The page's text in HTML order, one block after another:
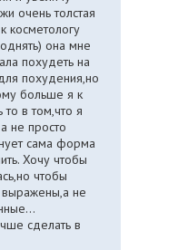
очень толстая
косметологу
она мне
похудеть на
похудения,но
больше я к
в том,что я
не просто
сама форма
Хочу чтобы
чтобы
выражены,а не
сделать в